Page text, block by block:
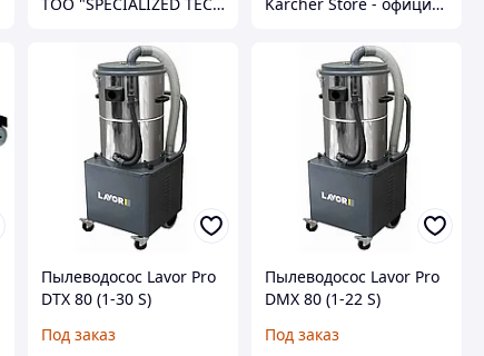
Пылеводосос Lavor Pro
DTX 80 (1-30 S)
Под заказ
Пылеводосос Lavor Pro
DMX 80 (1-22 S)
Под заказ